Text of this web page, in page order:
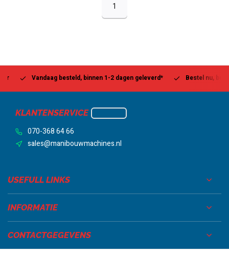
1
Vandaag besteld, binnen 1-2 dagen geleverd* Bestel nu, betaal
KLANTENSERVICE
070-368 64 66
sales@manibouwmachines.nl
USEFULL LINKS
INFORMATIE
CONTACTGEGEVENS